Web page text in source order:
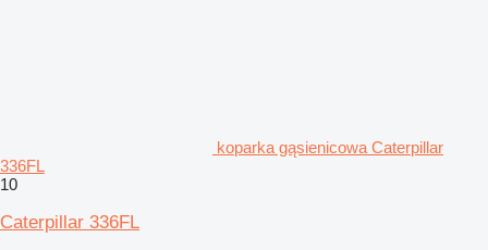
koparka gąsienicowa Caterpillar
336FL
10
Caterpillar 336FL